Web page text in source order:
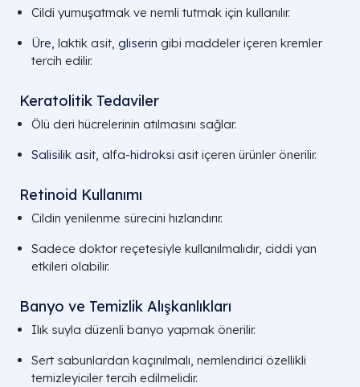
Cildi yumuşatmak ve nemli tutmak için kullanılır.
Üre, laktik asit, gliserin gibi maddeler içeren kremler
tercih edilir.
Keratolitik Tedaviler
Ölü deri hücrelerinin atılmasını sağlar.
Salisilik asit, alfa-hidroksi asit içeren ürünler önerilir.
Retinoid Kullanımı
Cildin yenilenme sürecini hızlandırır.
Sadece doktor reçetesiyle kullanılmalıdır, ciddi yan
etkileri olabilir.
Banyo ve Temizlik Alışkanlıkları
Ilık suyla düzenli banyo yapmak önerilir.
Sert sabunlardan kaçınılmalı, nemlendirici özellikli
temizleyiciler tercih edilmelidir.